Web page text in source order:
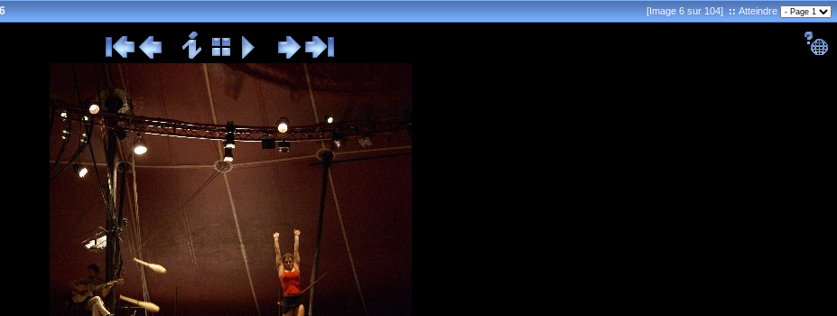
[Image 6 sur 104] ::Atteindre